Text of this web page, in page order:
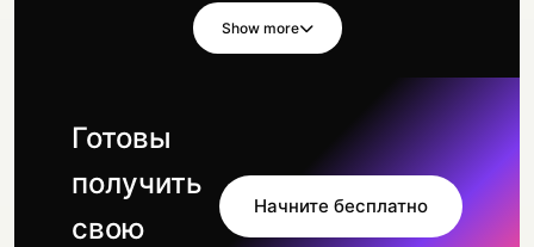
Show more
Готовы
получить
свою
Начните бесплатно